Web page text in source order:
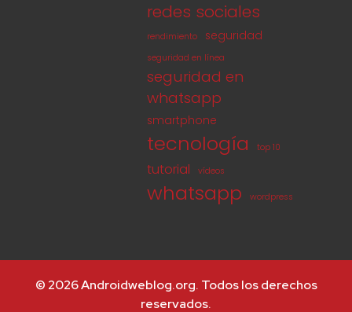
redes sociales
rendimiento seguridad
seguridad en línea
seguridad en
whatsapp
smartphone
tecnología top 10
tutorial vídeos
whatsapp wordpress
© 2026 Androidweblog.org. Todos los derechos
reservados.